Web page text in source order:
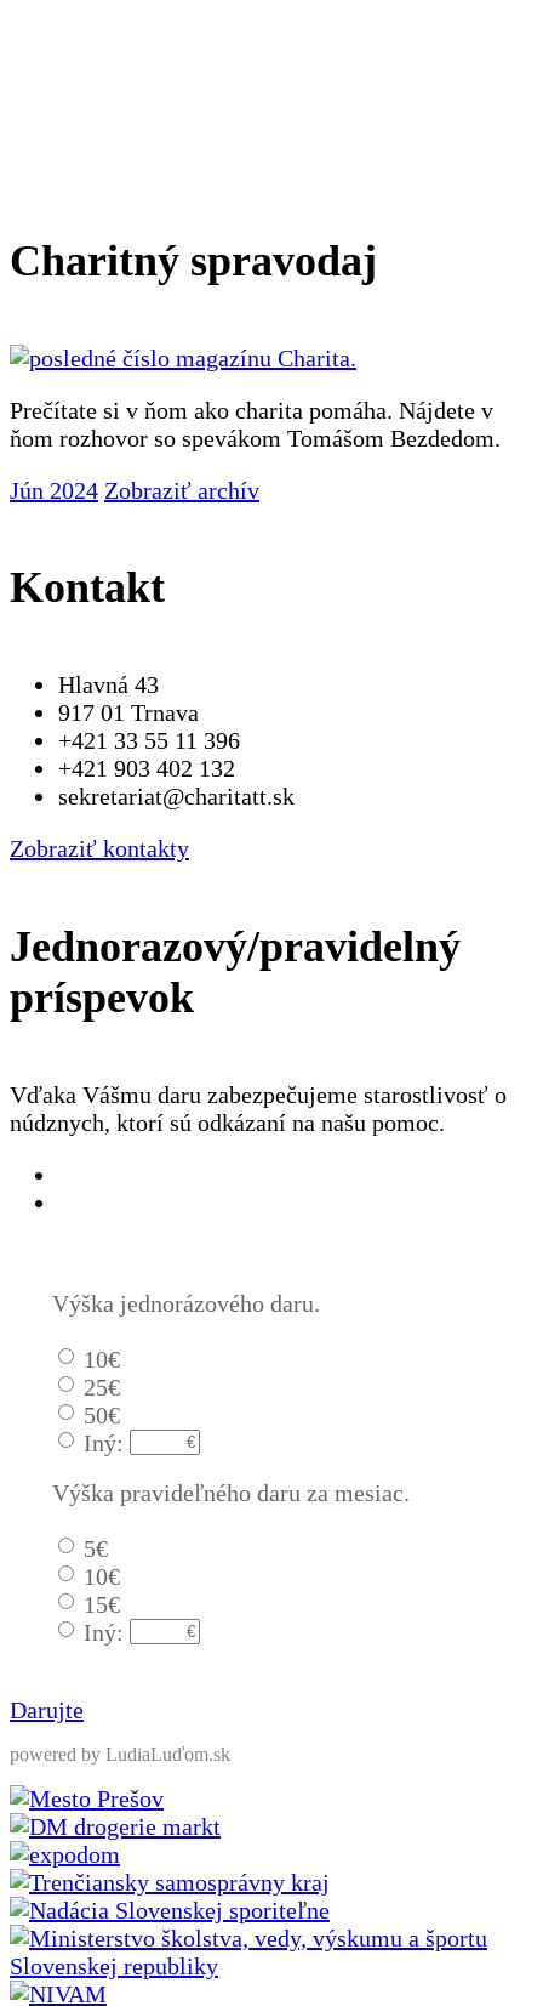
Charitný spravodaj
Prečítate si v ňom ako charita pomáha. Nájdete v
ňom rozhovor so spevákom Tomášom Bezdedom.
Jún 2024 Zobraziť archív
Kontakt
Hlavná 43
917 01 Trnava
+421 33 55 11 396
+421 903 402 132
sekretariat@charitatt.sk
Zobraziť kontakty
Jednorazový/pravidelný
príspevok
Vďaka Vášmu daru zabezpečujeme starostlivosť o
núdznych, ktorí sú odkázaní na našu pomoc.
Výška jednorázového daru.
10€
25€
50€
Iný:
Výška pravideľného daru za mesiac.
5€
10€
15€
Iný:
Darujte
powered by LudiaLuďom.sk